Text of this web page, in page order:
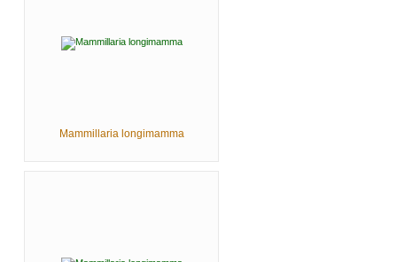
Mammillaria longimamma